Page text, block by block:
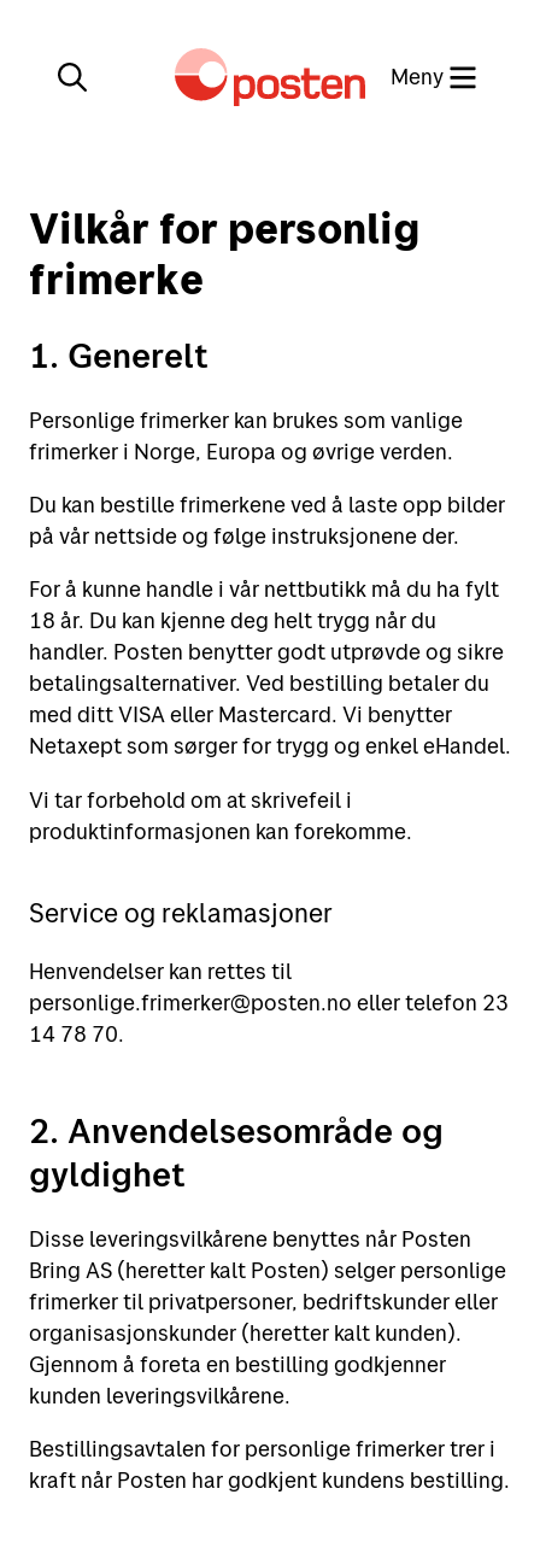
Lukk
Meny
Min side
Kundeservice
English
Sende
Sende i Norge
Sende til utlandet
Fortolling
Retur
Priser for 2026
Motta
Motta pakker og brev
Spore sendinger
Alt om postkasser
Leie postboks
Verktøy
Finn Posten på kartet
Adressesøk
Digipost
Posten Signering
Se alle verktøy
Vilkår for personlig
frimerke
1. Generelt
Personlige frimerker kan brukes som vanlige
frimerker i Norge, Europa og øvrige verden.
Du kan bestille frimerkene ved å laste opp bilder
på vår nettside og følge instruksjonene der.
For å kunne handle i vår nettbutikk må du ha fylt
18 år. Du kan kjenne deg helt trygg når du
handler. Posten benytter godt utprøvde og sikre
betalingsalternativer. Ved bestilling betaler du
med ditt VISA eller Mastercard. Vi benytter
Netaxept som sørger for trygg og enkel eHandel.
Vi tar forbehold om at skrivefeil i
produktinformasjonen kan forekomme.
Service og reklamasjoner
Henvendelser kan rettes til
personlige.frimerker@posten.no eller telefon 23
14 78 70.
2. Anvendelsesområde og
gyldighet
Disse leveringsvilkårene benyttes når Posten
Bring AS (heretter kalt Posten) selger personlige
frimerker til privatpersoner, bedriftskunder eller
organisasjonskunder (heretter kalt kunden).
Gjennom å foreta en bestilling godkjenner
kunden leveringsvilkårene.
Bestillingsavtalen for personlige frimerker trer i
kraft når Posten har godkjent kundens bestilling.